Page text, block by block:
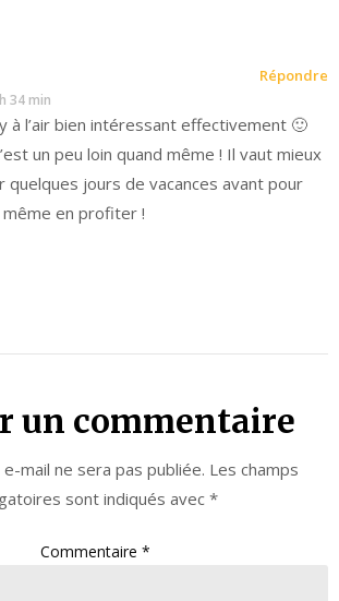
34 min
à l’air bien intéressant effectivement 🙂
un peu loin quand même ! Il vaut mieux
quelques jours de vacances avant pour
même en profiter !
Répondre
un commentaire
mail ne sera pas publiée. Les champs
sont indiqués avec *
Commentaire *